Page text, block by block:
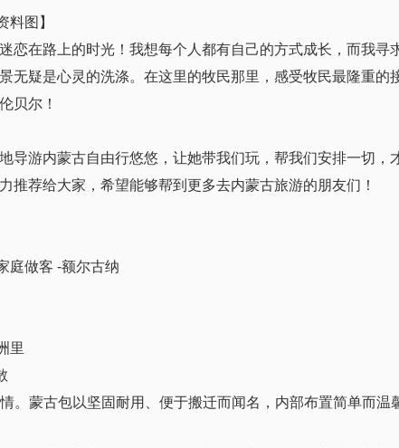
料图】
恋在路上的时光！我想每个人都有自己的方式成长，而我寻
无疑是心灵的洗涤。在这里的牧民那里，感受牧民最隆重的
贝尔！
导游内蒙古自由行悠悠，让她带我们玩，帮我们安排一切，
荐给大家，希望能够帮到更多去内蒙古旅游的朋友们！
庭做客 -额尔古纳
里
。蒙古包以坚固耐用、便于搬迁而闻名，内部布置简单而温